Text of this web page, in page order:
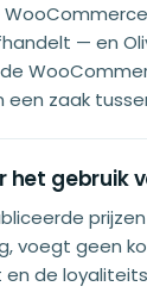
— en
zaak
gebruik
voegt geen
de